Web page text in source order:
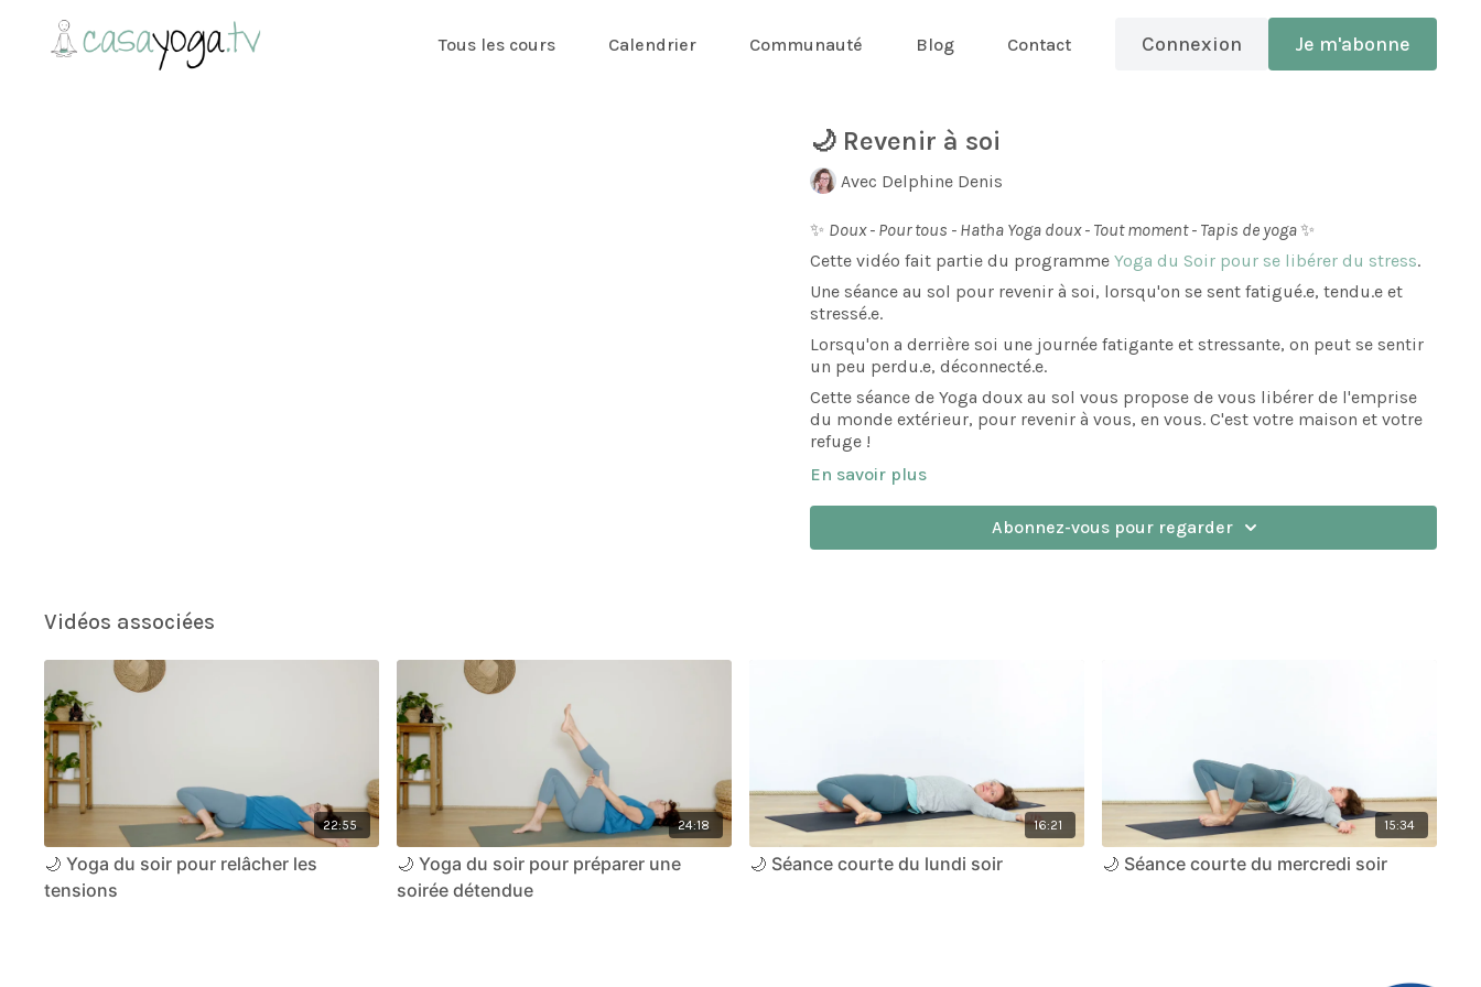
Tous les cours Calendrier Communauté Blog Contact Connexion Je m'abonne
🌙 Revenir à soi
Avec Delphine Denis
✨ Doux - Pour tous - Hatha Yoga doux - Tout moment - Tapis de yoga✨
Cette vidéo fait partie du programmeYoga du Soir pour se libérer du stress.
Une séance au sol pour revenir à soi, lorsqu'on se sent fatigué.e, tendu.e et
stressé.e.
Lorsqu'on a derrière soi une journée fatigante et stressante, on peut se sentir
un peu perdu.e, déconnecté.e.
Cette séance de Yoga doux au sol vous propose de vous libérer de l'emprise
du monde extérieur, pour revenir à vous, en vous. C'est votre maison et votre
refuge !
Une séance idéale pour préparer une bonne nuit.
En savoir plus
Abonnez-vous pour regarder
Vidéos associées
22:55
🌙 Yoga du soir pour relâcher les
tensions
24:18
🌙 Yoga du soir pour préparer une
soirée détendue
16:21
🌙 Séance courte du lundi soir
15:34
🌙 Séance courte du mercredi soir